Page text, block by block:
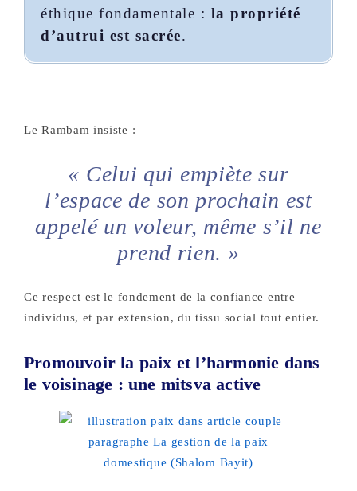
éthique fondamentale : la propriété
d’autrui est sacrée.
Le Rambam insiste :
« Celui qui empiète sur
l’espace de son prochain est
appelé un voleur, même s’il ne
prend rien. »
Ce respect est le fondement de la confiance entre
individus, et par extension, du tissu social tout entier.
Promouvoir la paix et l’harmonie dans
le voisinage : une mitsva active